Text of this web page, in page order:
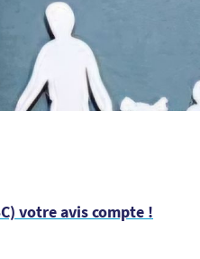
votre avis compte !